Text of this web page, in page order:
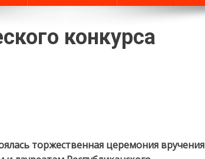
конкурса
торжественная церемония вручения